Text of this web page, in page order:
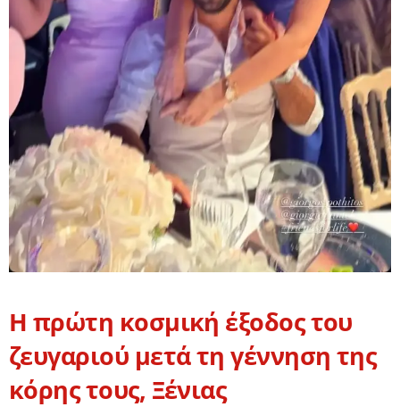
Η πρώτη κοσμική έξοδος του
ζευγαριού μετά τη γέννηση της
κόρης τους, Ξένιας